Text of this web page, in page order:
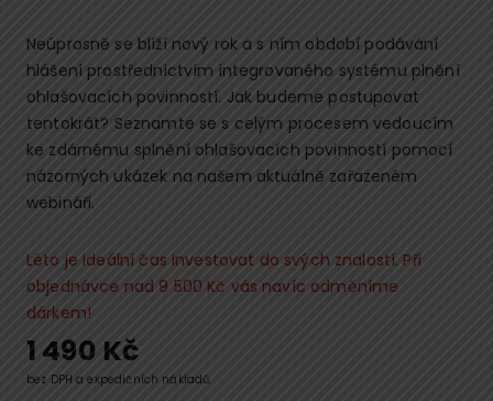
Neúprosně se blíží nový rok a s ním období podávání
hlášení prostřednictvím integrovaného systému plnění
ohlašovacích povinností. Jak budeme postupovat
tentokrát? Seznamte se s celým procesem vedoucím
ke zdárnému splnění ohlašovacích povinností pomocí
názorných ukázek na našem aktuálně zařazeném
webináři.
Léto je ideální čas investovat do svých znalostí. Při
objednávce nad 9 500 Kč vás navíc odměníme
dárkem!
1 490 Kč
bez DPH a expedičních nákladů.